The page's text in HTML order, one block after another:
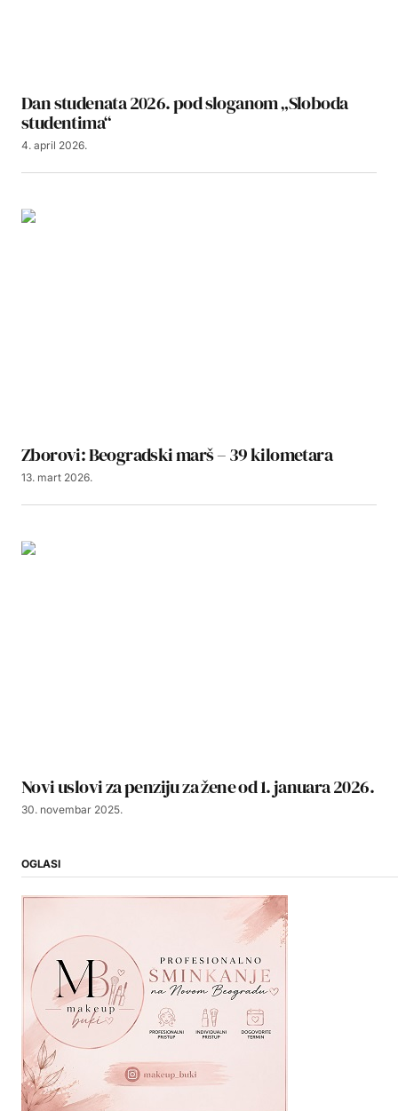
Dan studenata 2026. pod sloganom „Sloboda
studentima“
4. april 2026.
Zborovi: Beogradski marš – 39 kilometara
13. mart 2026.
Novi uslovi za penziju za žene od 1. januara 2026.
30. novembar 2025.
OGLASI